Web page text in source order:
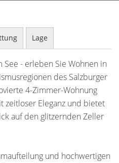
Lage
See - erleben Sie Wohnen in
des Salzburger
4-Zimmer-Wohnung
zeitloser Eleganz und bietet
auf den glitzernden Zeller
und hochwertigen